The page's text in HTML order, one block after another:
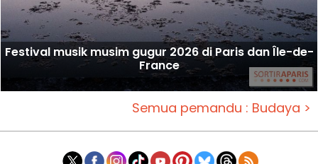
Festival musik musim gugur 2026 di Paris dan Île-de-
France
Semua pemandu : Budaya >